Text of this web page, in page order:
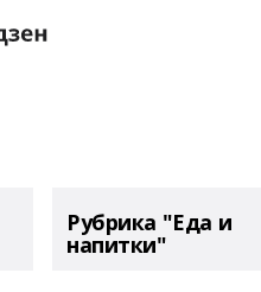
Рубрика "Еда и
напитки"